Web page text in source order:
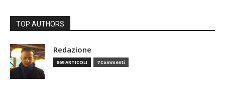
TOP AUTHORS
Redazione
869 ARTICOLI 7 Commenti